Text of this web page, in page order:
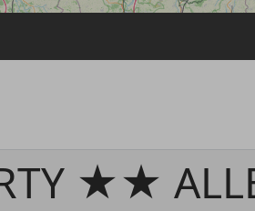
★★
Passwort vergessen